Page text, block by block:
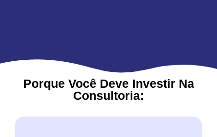
Porque Você Deve Investir Na
Consultoria: